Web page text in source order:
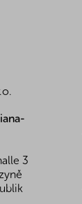
3